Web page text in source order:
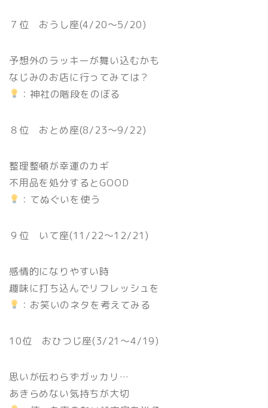
７位 おうし座(4/20〜5/20)
予想外のラッキーが舞い込むかも
なじみのお店に行ってみては？
：神社の階段をのぼる
８位 おとめ座(8/23〜9/22)
整理整頓が幸運のカギ
不用品を処分するとGOOD
：てぬぐいを使う
９位 いて座(11/22〜12/21)
感情的になりやすい時
趣味に打ち込んでリフレッシュを
：お笑いのネタを考えてみる
10位 おひつじ座(3/21〜4/19)
思いが伝わらずガッカリ…
あきらめない気持ちが大切